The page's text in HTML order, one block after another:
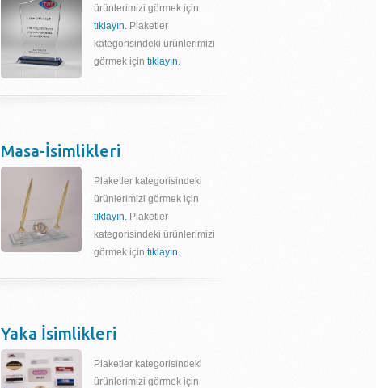
ürünlerimizi görmek için
tıklayın. Plaketler
kategorisindeki ürünlerimizi
görmek için tıklayın.
Masa-İsimlikleri
Plaketler kategorisindeki
ürünlerimizi görmek için
tıklayın. Plaketler
kategorisindeki ürünlerimizi
görmek için tıklayın.
Yaka İsimlikleri
Plaketler kategorisindeki
ürünlerimizi görmek için